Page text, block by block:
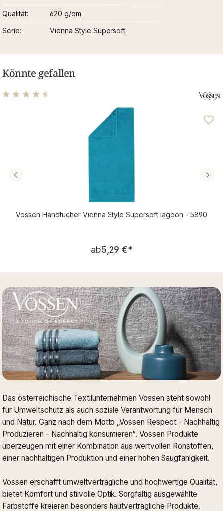
Qualität
620 g/qm
Serie
Vienna Style Supersoft
Könnte gefallen
Durchschnittliche Bewertung von 4.46 von 5 Sternen
Vossen Handtücher Vienna Style Supersoft lagoon - 5890
Regulärer Preis:
ab5,29 €*
Das österreichische Textilunternehmen Vossen steht sowohl
für Umweltschutz als auch soziale Verantwortung für Mensch
und Natur. Ganz nach dem Motto „Vossen Respect - Nachhaltig
Produzieren - Nachhaltig konsumieren“. Vossen Produkte
überzeugen mit einer Kombination aus wertvollen Rohstoffen,
einer nachhaltigen Produktion und einer hohen Saugfähigkeit.
Vossen erschafft umweltverträgliche und hochwertige Qualität,
bietet Komfort und stilvolle Optik. Sorgfältig ausgewählte
Farbstoffe kreieren besonders hautverträgliche Produkte.